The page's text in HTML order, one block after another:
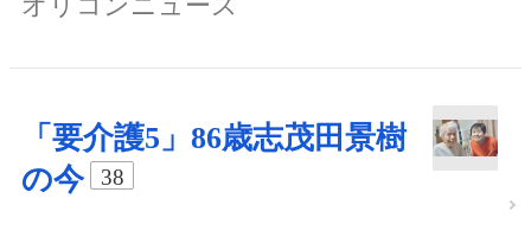
「要介護5」86歳志茂田景樹
の今
38